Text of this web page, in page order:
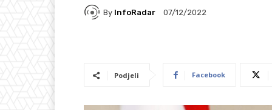
By InfoRadar 07/12/2022
Podjeli Facebook